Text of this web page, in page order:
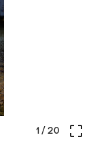
crop_free
1/ 20